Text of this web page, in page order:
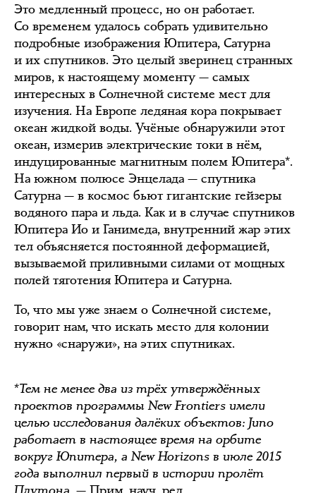
Это медленный процесс, но он работает.
Со временем удалось собрать удивительно
подробные изображения Юпитера, Сатурна
и их спутников. Это целый зверинец странных
миров, к настоящему моменту — самых
интересных в Солнечной системе мест для
изучения. На Европе ледяная кора покрывает
океан жидкой воды. Учёные обнаружили этот
океан, измерив электрические токи в нём,
индуцированные магнитным полем Юпитера*.
На южном полюсе Энцелада — спутника
Сатурна — в космос бьют гигантские гейзеры
водяного пара и льда. Как и в случае спутников
Юпитера Ио и Ганимеда, внутренний жар этих
тел объясняется постоянной деформацией,
вызываемой приливными силами от мощных
полей тяготения Юпитера и Сатурна.
То, что мы уже знаем о Солнечной системе,
говорит нам, что искать место для колонии
нужно «снаружи», на этих спутниках.
*Тем не менее два из трёх утверждённых
проектов программы New Frontiers имели
целью исследования далёких объектов: Juno
работает в настоящее время на орбите
вокруг Юпитера, а New Horizons в июле 2015
года выполнил первый в истории пролёт